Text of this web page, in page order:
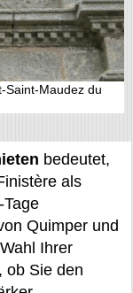
Saint-Maudez du
bedeutet,
als
Quimper und
Ihrer
ob Sie den